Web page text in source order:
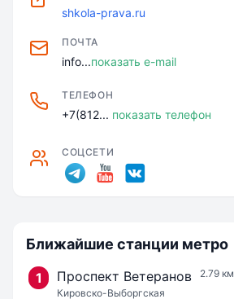
shkola-prava.ru
ПОЧТА
info...показать e-mail
ТЕЛЕФОН
+7(812... показать телефон
СОЦСЕТИ
Ближайшие станции метро
1 Проспект Ветеранов
Кировско-Выборгская
2.79 км